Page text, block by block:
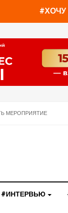
МЕРОПРИЯТИЕ
#ИНТЕРВЬЮ